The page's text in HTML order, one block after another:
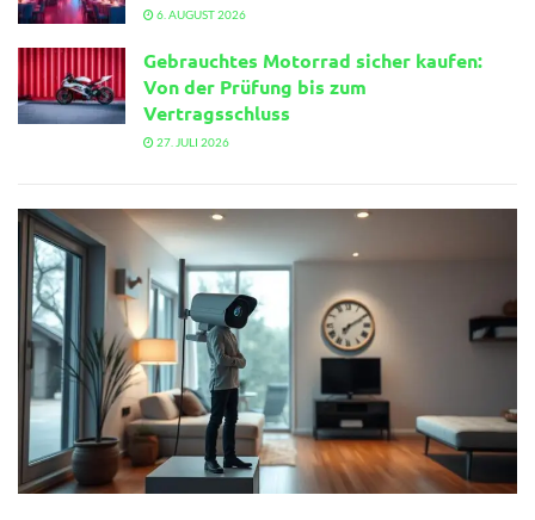
6. AUGUST 2026
Gebrauchtes Motorrad sicher kaufen:
Von der Prüfung bis zum
Vertragsschluss
27. JULI 2026